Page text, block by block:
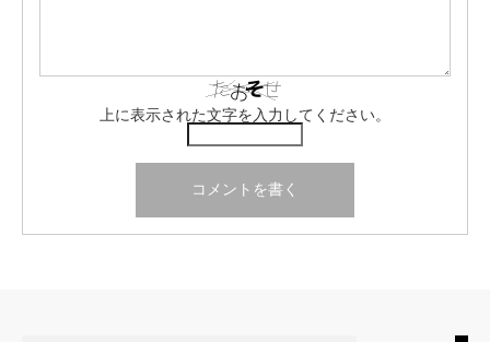
上に表示された文字を入力してください。